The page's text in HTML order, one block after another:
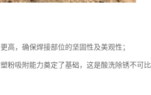
高，确保焊接部位的坚固性及美观性；
粉吸附能力奠定了基础，这是酸洗除锈不可比